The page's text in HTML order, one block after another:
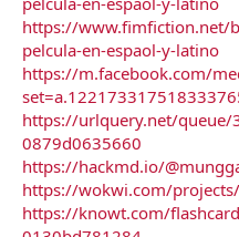
https://www.fimfiction.net/
pelcula-en-espaol-y-latino
https://m.facebook.com/
https://urlquery.net/queue/
0879d0635660
https://hackmd.io/
https://wokwi.com/
https://knowt.com/